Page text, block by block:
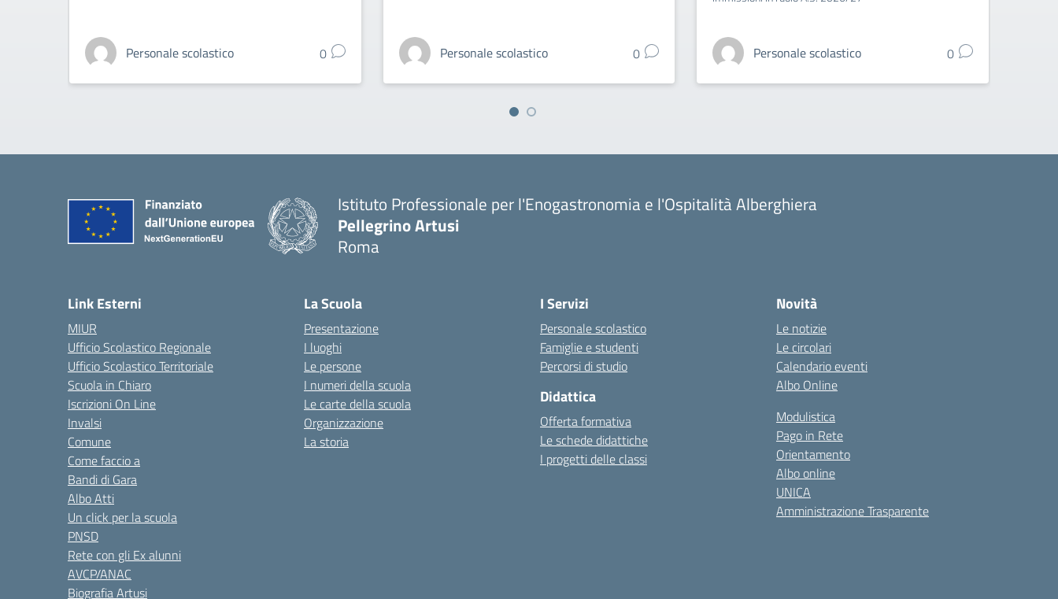
Personale scolastico 0 Personale scolastico 0 Personale scolastico 0
Istituto Professionale per l'Enogastronomia e l'Ospitalità Alberghiera
Pellegrino Artusi
Roma
Link Esterni
MIUR
Ufficio Scolastico Regionale
Ufficio Scolastico Territoriale
Scuola in Chiaro
Iscrizioni On Line
Invalsi
Comune
Come faccio a
Bandi di Gara
Albo Atti
Un click per la scuola
PNSD
Rete con gli Ex alunni
AVCP/ANAC
Biografia Artusi
La Scuola
Presentazione
I luoghi
Le persone
I numeri della scuola
Le carte della scuola
Organizzazione
La storia
I Servizi
Personale scolastico
Famiglie e studenti
Percorsi di studio
Didattica
Offerta formativa
Le schede didattiche
I progetti delle classi
Novità
Le notizie
Le circolari
Calendario eventi
Albo Online
Modulistica
Pago in Rete
Orientamento
Albo online
UNICA
Amministrazione Trasparente